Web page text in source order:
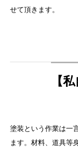
せて頂きます。
【
塗装という作業は一
ます。材料、道具等